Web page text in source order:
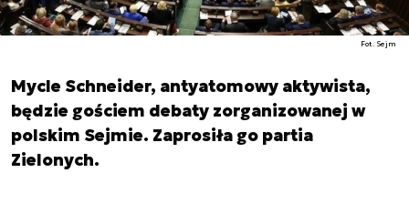
Fot. Sejm
Mycle Schneider, antyatomowy aktywista,
będzie gościem debaty zorganizowanej w
polskim Sejmie. Zaprosiła go partia
Zielonych.